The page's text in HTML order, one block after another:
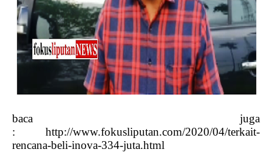
baca juga
: http://www.fokusliputan.com/2020/04/terkait-
rencana-beli-inova-334-juta.html